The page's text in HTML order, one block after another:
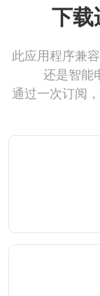
下载
此应用程序兼
还是智能
通过一次订阅